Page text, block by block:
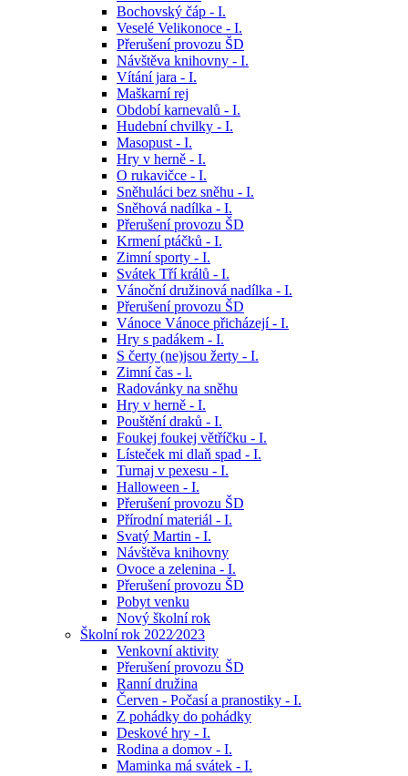
Bochovský čáp - I.
Veselé Velikonoce - I.
Přerušení provozu ŠD
Návštěva knihovny - I.
Vítání jara - I.
Maškarní rej
Období karnevalů - I.
Hudební chvilky - I.
Masopust - I.
Hry v herně - I.
O rukavičce - I.
Sněhuláci bez sněhu - I.
Sněhová nadílka - I.
Přerušení provozu ŠD
Krmení ptáčků - I.
Zimní sporty - I.
Svátek Tří králů - I.
Vánoční družinová nadílka - I.
Přerušení provozu ŠD
Vánoce Vánoce přicházejí - I.
Hry s padákem - I.
S čerty (ne)jsou žerty - I.
Zimní čas - l.
Radovánky na sněhu
Hry v herně - I.
Pouštění draků - I.
Foukej foukej větříčku - I.
Lísteček mi dlaň spad - I.
Turnaj v pexesu - I.
Halloween - I.
Přerušení provozu ŠD
Přírodní materiál - I.
Svatý Martin - I.
Návštěva knihovny
Ovoce a zelenina - I.
Přerušení provozu ŠD
Pobyt venku
Nový školní rok
Školní rok 2022⁄2023
Venkovní aktivity
Přerušení provozu ŠD
Ranní družina
Červen - Počasí a pranostiky - I.
Z pohádky do pohádky
Deskové hry - I.
Rodina a domov - I.
Maminka má svátek - I.